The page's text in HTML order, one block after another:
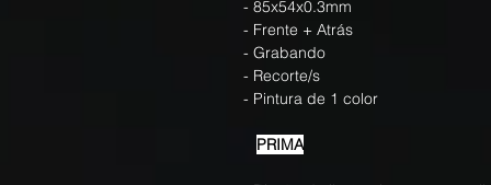
- 85x54x0.3mm
- Frente + Atrás
- Grabando
- Recorte/s
- Pintura de 1 color
PRIMA